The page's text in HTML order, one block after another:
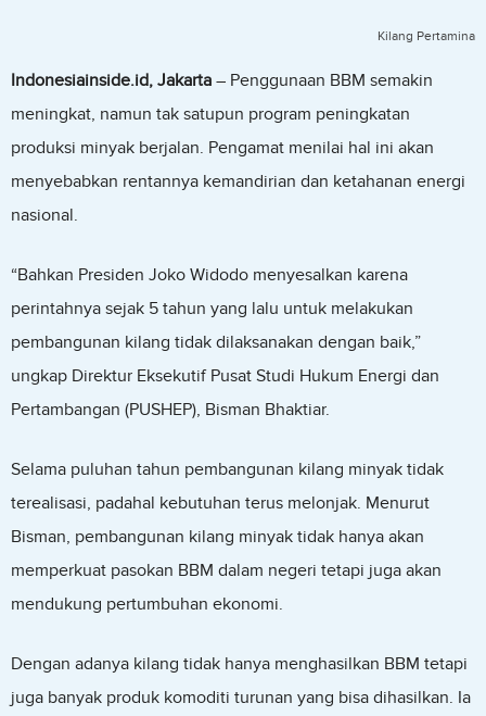
Kilang Pertamina
Indonesiainside.id, Jakarta – Penggunaan BBM semakin
meningkat, namun tak satupun program peningkatan
produksi minyak berjalan. Pengamat menilai hal ini akan
menyebabkan rentannya kemandirian dan ketahanan energi
nasional.
“Bahkan Presiden Joko Widodo menyesalkan karena
perintahnya sejak 5 tahun yang lalu untuk melakukan
pembangunan kilang tidak dilaksanakan dengan baik,”
ungkap Direktur Eksekutif Pusat Studi Hukum Energi dan
Pertambangan (PUSHEP), Bisman Bhaktiar.
Selama puluhan tahun pembangunan kilang minyak tidak
terealisasi, padahal kebutuhan terus melonjak. Menurut
Bisman, pembangunan kilang minyak tidak hanya akan
memperkuat pasokan BBM dalam negeri tetapi juga akan
mendukung pertumbuhan ekonomi.
Dengan adanya kilang tidak hanya menghasilkan BBM tetapi
juga banyak produk komoditi turunan yang bisa dihasilkan. Ia